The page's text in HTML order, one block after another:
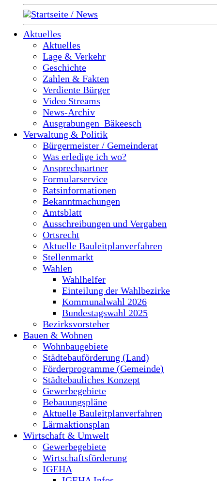
Startseite / News
Aktuelles
Aktuelles
Lage & Verkehr
Geschichte
Zahlen & Fakten
Verdiente Bürger
Video Streams
News-Archiv
Ausgrabungen_Bäkeesch
Verwaltung & Politik
Bürgermeister / Gemeinderat
Was erledige ich wo?
Ansprechpartner
Formularservice
Ratsinformationen
Bekanntmachungen
Amtsblatt
Ausschreibungen und Vergaben
Ortsrecht
Aktuelle Bauleitplanverfahren
Stellenmarkt
Wahlen
Wahlhelfer
Einteilung der Wahlbezirke
Kommunalwahl 2026
Bundestagswahl 2025
Bezirksvorsteher
Bauen & Wohnen
Wohnbaugebiete
Städtebauförderung (Land)
Förderprogramme (Gemeinde)
Städtebauliches Konzept
Gewerbegebiete
Bebauungspläne
Aktuelle Bauleitplanverfahren
Lärmaktionsplan
Wirtschaft & Umwelt
Gewerbegebiete
Wirtschaftsförderung
IGEHA